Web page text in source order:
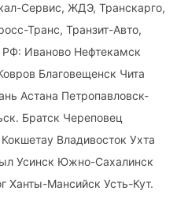
Сервис, ЖДЭ, Транскарго,
Транс, Транзит-Авто,
Иваново Нефтекамск
Благовещенск Чита
Астана Петропавловск-
Братск Череповец
Владивосток Ухта
Усинск Южно-Сахалинск
Ханты-Мансийск Усть-Кут.